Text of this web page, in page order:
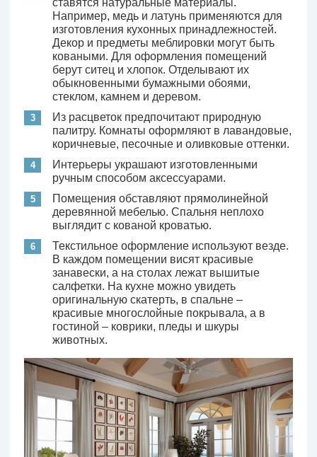
ставятся натуральные материалы.
Например, медь и латунь применяются для
изготовления кухонных принадлежностей.
Декор и предметы меблировки могут быть
коваными. Для оформления помещений
берут ситец и хлопок. Отделывают их
обыкновенными бумажными обоями,
стеклом, камнем и деревом.
Из расцветок предпочитают природную
палитру. Комнаты оформляют в лавандовые,
коричневые, песочные и оливковые оттенки.
Интерьеры украшают изготовленными
ручным способом аксессуарами.
Помещения обставляют прямолинейной
деревянной мебелью. Спальня неплохо
выглядит с кованой кроватью.
Текстильное оформление используют везде.
В каждом помещении висят красивые
занавески, а на столах лежат вышитые
салфетки. На кухне можно увидеть
оригинальную скатерть, в спальне –
красивые многослойные покрывала, а в
гостиной – коврики, пледы и шкуры
животных.